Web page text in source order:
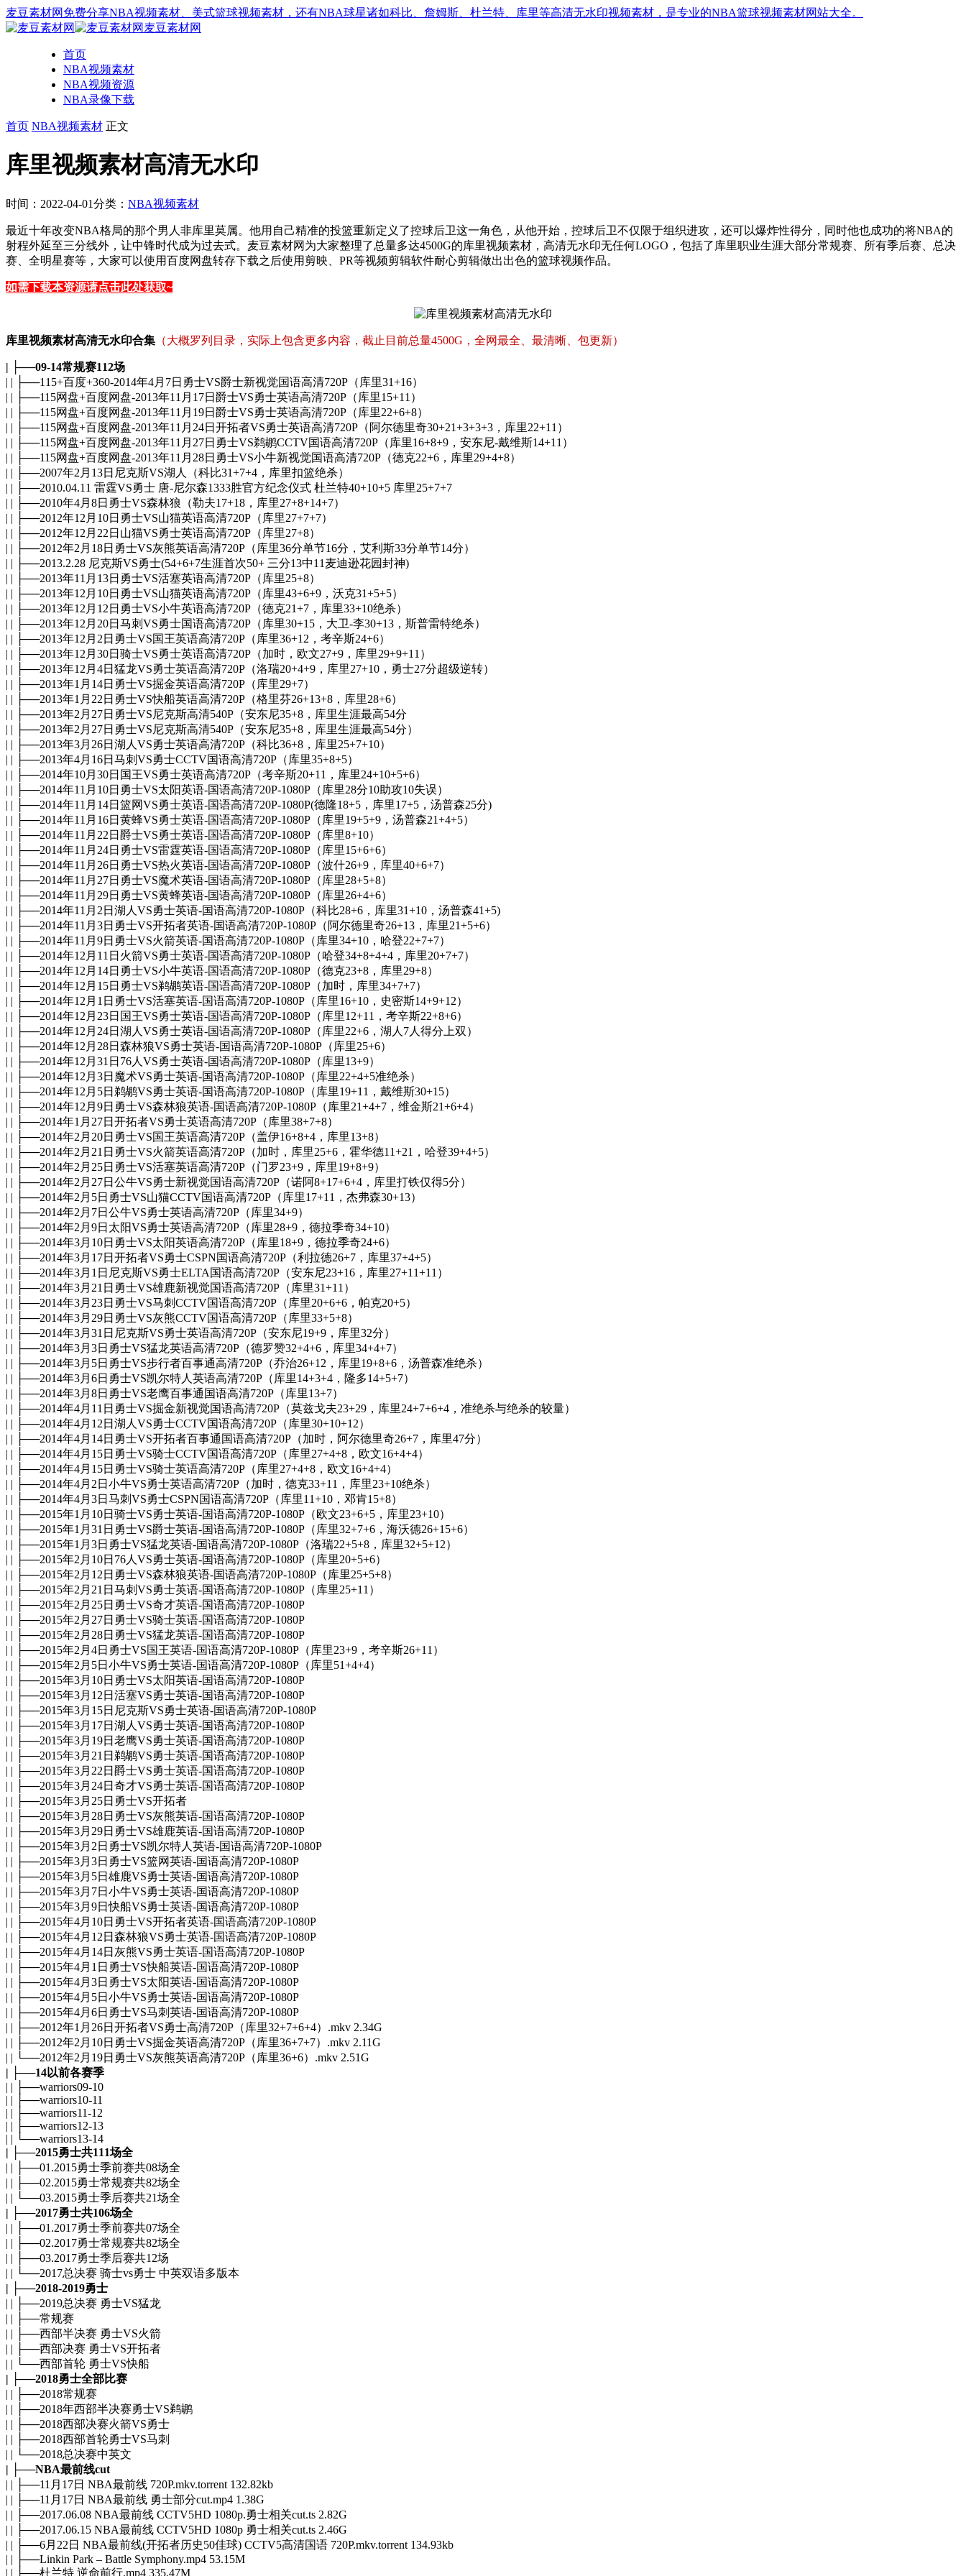
麦豆素材网免费分享NBA视频素材、美式篮球视频素材，还有NBA球星诸如科比、詹姆斯、杜兰特、库里等高清无水印视频素材，是专业的NBA篮球视频素材网站大全。
麦豆素材网
首页
NBA视频素材
NBA视频资源
NBA录像下载
首页 NBA视频素材 正文
库里视频素材高清无水印
时间：2022-04-01分类： NBA视频素材
最近十年改变NBA格局的那个男人非库里莫属。他用自己精准的投篮重新定义了控球后卫这一角色，从他开始，控球后卫不仅限于组织进攻，还可以爆炸性得分，同时他也成功的将NBA的
射程外延至三分线外，让中锋时代成为过去式。麦豆素材网为大家整理了总量多达4500G的库里视频素材，高清无水印无任何LOGO，包括了库里职业生涯大部分常规赛、所有季后赛、总决
赛、全明星赛等，大家可以使用百度网盘转存下载之后使用剪映、PR等视频剪辑软件耐心剪辑做出出色的篮球视频作品。
如需下载本资源请点击此处获取~
库里视频素材高清无水印合集 （大概罗列目录，实际上包含更多内容，截止目前总量4500G，全网最全、最清晰、包更新）
| ├──09-14常规赛112场
| | ├──115+百度+360-2014年4月7日勇士VS爵士新视觉国语高清720P（库里31+16）
| | ├──115网盘+百度网盘-2013年11月17日爵士VS勇士英语高清720P（库里15+11）
| | ├──115网盘+百度网盘-2013年11月19日爵士VS勇士英语高清720P（库里22+6+8）
| | ├──115网盘+百度网盘-2013年11月24日开拓者VS勇士英语高清720P（阿尔德里奇30+21+3+3+3，库里22+11）
| | ├──115网盘+百度网盘-2013年11月27日勇士VS鹈鹕CCTV国语高清720P（库里16+8+9，安东尼-戴维斯14+11）
| | ├──115网盘+百度网盘-2013年11月28日勇士VS小牛新视觉国语高清720P（德克22+6，库里29+4+8）
| | ├──2007年2月13日尼克斯VS湖人（科比31+7+4，库里扣篮绝杀）
| | ├──2010.04.11 雷霆VS勇士 唐-尼尔森1333胜官方纪念仪式 杜兰特40+10+5 库里25+7+7
| | ├──2010年4月8日勇士VS森林狼（勒夫17+18，库里27+8+14+7）
| | ├──2012年12月10日勇士VS山猫英语高清720P（库里27+7+7）
| | ├──2012年12月22日山猫VS勇士英语高清720P（库里27+8）
| | ├──2012年2月18日勇士VS灰熊英语高清720P（库里36分单节16分，艾利斯33分单节14分）
| | ├──2013.2.28 尼克斯VS勇士(54+6+7生涯首次50+ 三分13中11麦迪逊花园封神)
| | ├──2013年11月13日勇士VS活塞英语高清720P（库里25+8）
| | ├──2013年12月10日勇士VS山猫英语高清720P（库里43+6+9，沃克31+5+5）
| | ├──2013年12月12日勇士VS小牛英语高清720P（德克21+7，库里33+10绝杀）
| | ├──2013年12月20日马刺VS勇士国语高清720P（库里30+15，大卫-李30+13，斯普雷特绝杀）
| | ├──2013年12月2日勇士VS国王英语高清720P（库里36+12，考辛斯24+6）
| | ├──2013年12月30日骑士VS勇士英语高清720P（加时，欧文27+9，库里29+9+11）
| | ├──2013年12月4日猛龙VS勇士英语高清720P（洛瑞20+4+9，库里27+10，勇士27分超级逆转）
| | ├──2013年1月14日勇士VS掘金英语高清720P（库里29+7）
| | ├──2013年1月22日勇士VS快船英语高清720P（格里芬26+13+8，库里28+6）
| | ├──2013年2月27日勇士VS尼克斯高清540P（安东尼35+8，库里生涯最高54分
| | ├──2013年2月27日勇士VS尼克斯高清540P（安东尼35+8，库里生涯最高54分）
| | ├──2013年3月26日湖人VS勇士英语高清720P（科比36+8，库里25+7+10）
| | ├──2013年4月16日马刺VS勇士CCTV国语高清720P（库里35+8+5）
| | ├──2014年10月30日国王VS勇士英语高清720P（考辛斯20+11，库里24+10+5+6）
| | ├──2014年11月10日勇士VS太阳英语-国语高清720P-1080P（库里28分10助攻10失误）
| | ├──2014年11月14日篮网VS勇士英语-国语高清720P-1080P(德隆18+5，库里17+5，汤普森25分)
| | ├──2014年11月16日黄蜂VS勇士英语-国语高清720P-1080P（库里19+5+9，汤普森21+4+5）
| | ├──2014年11月22日爵士VS勇士英语-国语高清720P-1080P（库里8+10）
| | ├──2014年11月24日勇士VS雷霆英语-国语高清720P-1080P（库里15+6+6）
| | ├──2014年11月26日勇士VS热火英语-国语高清720P-1080P（波什26+9，库里40+6+7）
| | ├──2014年11月27日勇士VS魔术英语-国语高清720P-1080P（库里28+5+8）
| | ├──2014年11月29日勇士VS黄蜂英语-国语高清720P-1080P（库里26+4+6）
| | ├──2014年11月2日湖人VS勇士英语-国语高清720P-1080P（科比28+6，库里31+10，汤普森41+5)
| | ├──2014年11月3日勇士VS开拓者英语-国语高清720P-1080P（阿尔德里奇26+13，库里21+5+6）
| | ├──2014年11月9日勇士VS火箭英语-国语高清720P-1080P（库里34+10，哈登22+7+7）
| | ├──2014年12月11日火箭VS勇士英语-国语高清720P-1080P（哈登34+8+4+4，库里20+7+7）
| | ├──2014年12月14日勇士VS小牛英语-国语高清720P-1080P（德克23+8，库里29+8）
| | ├──2014年12月15日勇士VS鹈鹕英语-国语高清720P-1080P（加时，库里34+7+7）
| | ├──2014年12月1日勇士VS活塞英语-国语高清720P-1080P（库里16+10，史密斯14+9+12）
| | ├──2014年12月23日国王VS勇士英语-国语高清720P-1080P（库里12+11，考辛斯22+8+6）
| | ├──2014年12月24日湖人VS勇士英语-国语高清720P-1080P（库里22+6，湖人7人得分上双）
| | ├──2014年12月28日森林狼VS勇士英语-国语高清720P-1080P（库里25+6）
| | ├──2014年12月31日76人VS勇士英语-国语高清720P-1080P（库里13+9）
| | ├──2014年12月3日魔术VS勇士英语-国语高清720P-1080P（库里22+4+5准绝杀）
| | ├──2014年12月5日鹈鹕VS勇士英语-国语高清720P-1080P（库里19+11，戴维斯30+15）
| | ├──2014年12月9日勇士VS森林狼英语-国语高清720P-1080P（库里21+4+7，维金斯21+6+4）
| | ├──2014年1月27日开拓者VS勇士英语高清720P（库里38+7+8）
| | ├──2014年2月20日勇士VS国王英语高清720P（盖伊16+8+4，库里13+8）
| | ├──2014年2月21日勇士VS火箭英语高清720P（加时，库里25+6，霍华德11+21，哈登39+4+5）
| | ├──2014年2月25日勇士VS活塞英语高清720P（门罗23+9，库里19+8+9）
| | ├──2014年2月27日公牛VS勇士新视觉国语高清720P（诺阿8+17+6+4，库里打铁仅得5分）
| | ├──2014年2月5日勇士VS山猫CCTV国语高清720P（库里17+11，杰弗森30+13）
| | ├──2014年2月7日公牛VS勇士英语高清720P（库里34+9）
| | ├──2014年2月9日太阳VS勇士英语高清720P（库里28+9，德拉季奇34+10）
| | ├──2014年3月10日勇士VS太阳英语高清720P（库里18+9，德拉季奇24+6）
| | ├──2014年3月17日开拓者VS勇士CSPN国语高清720P（利拉德26+7，库里37+4+5）
| | ├──2014年3月1日尼克斯VS勇士ELTA国语高清720P（安东尼23+16，库里27+11+11）
| | ├──2014年3月21日勇士VS雄鹿新视觉国语高清720P（库里31+11）
| | ├──2014年3月23日勇士VS马刺CCTV国语高清720P（库里20+6+6，帕克20+5）
| | ├──2014年3月29日勇士VS灰熊CCTV国语高清720P（库里33+5+8）
| | ├──2014年3月31日尼克斯VS勇士英语高清720P（安东尼19+9，库里32分）
| | ├──2014年3月3日勇士VS猛龙英语高清720P（德罗赞32+4+6，库里34+4+7）
| | ├──2014年3月5日勇士VS步行者百事通高清720P（乔治26+12，库里19+8+6，汤普森准绝杀）
| | ├──2014年3月6日勇士VS凯尔特人英语高清720P（库里14+3+4，隆多14+5+7）
| | ├──2014年3月8日勇士VS老鹰百事通国语高清720P（库里13+7）
| | ├──2014年4月11日勇士VS掘金新视觉国语高清720P（莫兹戈夫23+29，库里24+7+6+4，准绝杀与绝杀的较量）
| | ├──2014年4月12日湖人VS勇士CCTV国语高清720P（库里30+10+12）
| | ├──2014年4月14日勇士VS开拓者百事通国语高清720P（加时，阿尔德里奇26+7，库里47分）
| | ├──2014年4月15日勇士VS骑士CCTV国语高清720P（库里27+4+8，欧文16+4+4）
| | ├──2014年4月15日勇士VS骑士英语高清720P（库里27+4+8，欧文16+4+4）
| | ├──2014年4月2日小牛VS勇士英语高清720P（加时，德克33+11，库里23+10绝杀）
| | ├──2014年4月3日马刺VS勇士CSPN国语高清720P（库里11+10，邓肯15+8）
| | ├──2015年1月10日骑士VS勇士英语-国语高清720P-1080P（欧文23+6+5，库里23+10）
| | ├──2015年1月31日勇士VS爵士英语-国语高清720P-1080P（库里32+7+6，海沃德26+15+6）
| | ├──2015年1月3日勇士VS猛龙英语-国语高清720P-1080P（洛瑞22+5+8，库里32+5+12）
| | ├──2015年2月10日76人VS勇士英语-国语高清720P-1080P（库里20+5+6）
| | ├──2015年2月12日勇士VS森林狼英语-国语高清720P-1080P（库里25+5+8）
| | ├──2015年2月21日马刺VS勇士英语-国语高清720P-1080P（库里25+11）
| | ├──2015年2月25日勇士VS奇才英语-国语高清720P-1080P
| | ├──2015年2月27日勇士VS骑士英语-国语高清720P-1080P
| | ├──2015年2月28日勇士VS猛龙英语-国语高清720P-1080P
| | ├──2015年2月4日勇士VS国王英语-国语高清720P-1080P（库里23+9，考辛斯26+11）
| | ├──2015年2月5日小牛VS勇士英语-国语高清720P-1080P（库里51+4+4）
| | ├──2015年3月10日勇士VS太阳英语-国语高清720P-1080P
| | ├──2015年3月12日活塞VS勇士英语-国语高清720P-1080P
| | ├──2015年3月15日尼克斯VS勇士英语-国语高清720P-1080P
| | ├──2015年3月17日湖人VS勇士英语-国语高清720P-1080P
| | ├──2015年3月19日老鹰VS勇士英语-国语高清720P-1080P
| | ├──2015年3月21日鹈鹕VS勇士英语-国语高清720P-1080P
| | ├──2015年3月22日爵士VS勇士英语-国语高清720P-1080P
| | ├──2015年3月24日奇才VS勇士英语-国语高清720P-1080P
| | ├──2015年3月25日勇士VS开拓者
| | ├──2015年3月28日勇士VS灰熊英语-国语高清720P-1080P
| | ├──2015年3月29日勇士VS雄鹿英语-国语高清720P-1080P
| | ├──2015年3月2日勇士VS凯尔特人英语-国语高清720P-1080P
| | ├──2015年3月3日勇士VS篮网英语-国语高清720P-1080P
| | ├──2015年3月5日雄鹿VS勇士英语-国语高清720P-1080P
| | ├──2015年3月7日小牛VS勇士英语-国语高清720P-1080P
| | ├──2015年3月9日快船VS勇士英语-国语高清720P-1080P
| | ├──2015年4月10日勇士VS开拓者英语-国语高清720P-1080P
| | ├──2015年4月12日森林狼VS勇士英语-国语高清720P-1080P
| | ├──2015年4月14日灰熊VS勇士英语-国语高清720P-1080P
| | ├──2015年4月1日勇士VS快船英语-国语高清720P-1080P
| | ├──2015年4月3日勇士VS太阳英语-国语高清720P-1080P
| | ├──2015年4月5日小牛VS勇士英语-国语高清720P-1080P
| | ├──2015年4月6日勇士VS马刺英语-国语高清720P-1080P
| | ├──2012年1月26日开拓者VS勇士高清720P（库里32+7+6+4）.mkv 2.34G
| | ├──2012年2月10日勇士VS掘金英语高清720P（库里36+7+7）.mkv 2.11G
| | └──2012年2月19日勇士VS灰熊英语高清720P（库里36+6）.mkv 2.51G
| ├──14以前各赛季
| | ├──warriors09-10
| | ├──warriors10-11
| | ├──warriors11-12
| | ├──warriors12-13
| | └──warriors13-14
| ├──2015勇士共111场全
| | ├──01.2015勇士季前赛共08场全
| | ├──02.2015勇士常规赛共82场全
| | └──03.2015勇士季后赛共21场全
| ├──2017勇士共106场全
| | ├──01.2017勇士季前赛共07场全
| | ├──02.2017勇士常规赛共82场全
| | ├──03.2017勇士季后赛共12场
| | └──2017总决赛 骑士vs勇士 中英双语多版本
| ├──2018-2019勇士
| | ├──2019总决赛 勇士VS猛龙
| | ├──常规赛
| | ├──西部半决赛 勇士VS火箭
| | ├──西部决赛 勇士VS开拓者
| | └──西部首轮 勇士VS快船
| ├──2018勇士全部比赛
| | ├──2018常规赛
| | ├──2018年西部半决赛勇士VS鹈鹕
| | ├──2018西部决赛火箭VS勇士
| | ├──2018西部首轮勇士VS马刺
| | └──2018总决赛中英文
| ├──NBA最前线cut
| | ├──11月17日 NBA最前线 720P.mkv.torrent 132.82kb
| | ├──11月17日 NBA最前线 勇士部分cut.mp4 1.38G
| | ├──2017.06.08 NBA最前线 CCTV5HD 1080p.勇士相关cut.ts 2.82G
| | ├──2017.06.15 NBA最前线 CCTV5HD 1080p 勇士相关cut.ts 2.46G
| | ├──6月22日 NBA最前线(开拓者历史50佳球) CCTV5高清国语 720P.mkv.torrent 134.93kb
| | ├──Linkin Park – Battle Symphony.mp4 53.15M
| | ├──杜兰特 逆命前行.mp4 335.47M